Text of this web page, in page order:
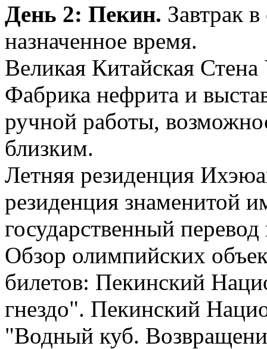
День 2: Пекин. Завтрак
назначенное время.
Великая Китайская
Фабрика нефрита и
ручной работы,
близким.
Летняя резиденция
резиденция знаменитой
государственный
Обзор олимпийских
билетов: Пекинский
гнездо". Пекинский
"Водный куб.